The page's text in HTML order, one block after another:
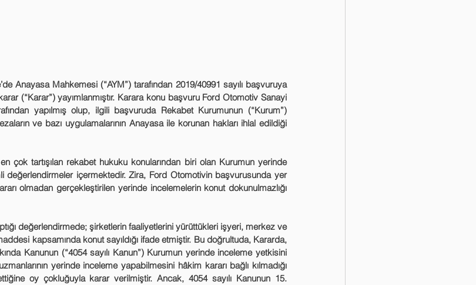
(“Karar”) yayımlanmıştır. Karara konu başvuru Ford Otomotiv Sanayi
yapılmış olup, ilgili başvuruda Rekabet Kurumunun (“Kurum”)
ve bazı uygulamalarının Anayasa ile korunan hakları ihlal edildiği
değerlendirmeler içermektedir. Zira, Ford Otomotivin başvurusunda yer
olmadan gerçekleştirilen yerinde incelemelerin konut dokunulmazlığı
kapsamında konut sayıldığı ifade etmiştir. Bu doğrultuda, Kararda,
Kanunun (“4054 sayılı Kanun”) Kurumun yerinde inceleme yetkisini
yerinde inceleme yapabilmesini hâkim kararı bağlı kılmadığı
oy çokluğuyla karar verilmiştir. Ancak, 4054 sayılı Kanunun 15.